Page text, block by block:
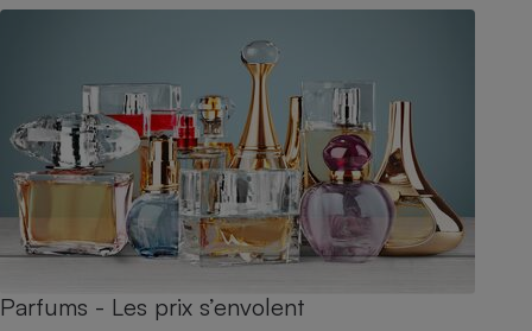
Parfums - Les prix s’envolent